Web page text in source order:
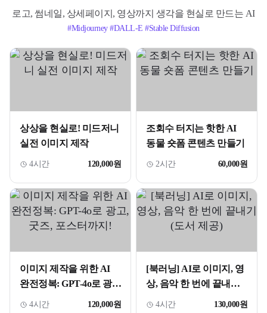
로고, 썸네일, 상세페이지, 영상까지 생각을 현실로 만드는 AI
#Midjourney #DALL-E #Stable Diffusion
상상을 현실로! 미드저니
실전 이미지 제작
4시간 120,000원
조회수 터지는 핫한 AI
동물 숏폼 콘텐츠 만들기
2시간 60,000원
이미지 제작을 위한 AI
완전정복: GPT-4o로 광
고, 굿즈, 포스터까지!
4시간 120,000원
[북러닝] AI로 이미지, 영
상, 음악 한 번에 끝내기
(도서 제공)
4시간 130,000원